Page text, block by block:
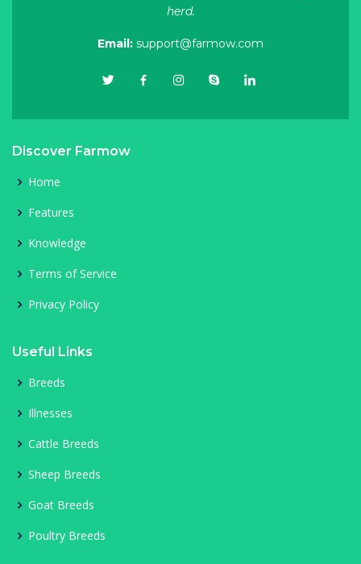
herd.
Email: support@farmow.com
Discover Farmow
Home
Features
Knowledge
Terms of Service
Privacy Policy
Useful Links
Breeds
Illnesses
Cattle Breeds
Sheep Breeds
Goat Breeds
Poultry Breeds